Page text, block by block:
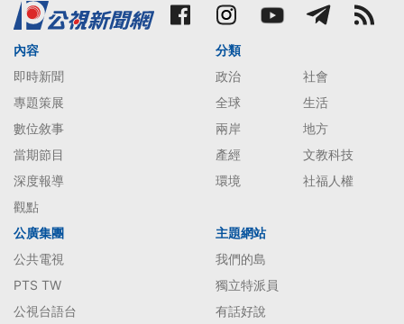
內容
即時新聞
專題策展
數位敘事
當期節目
深度報導
觀點
分類
政治
社會
全球
生活
兩岸
地方
產經
文教科技
環境
社福人權
公廣集團
公共電視
PTS TW
公視台語台
主題網站
我們的島
獨立特派員
有話好說